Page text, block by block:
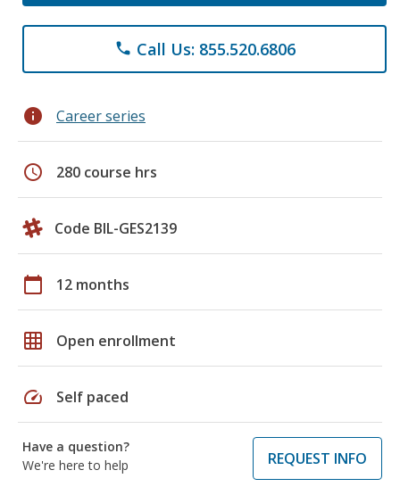
phone Call Us: 855.520.6806
info Career series
schedule 280 course hrs
Code BIL-GES2139
calendar_today 12 months
grid_on Open enrollment
speed Self paced
Have a question?
We're here to help
REQUEST INFO